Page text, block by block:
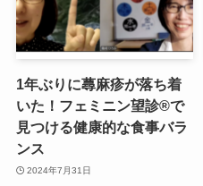
1年ぶりに蕁麻疹が落ち着
いた！フェミニン望診®で
見つける健康的な食事バラ
ンス
2024年7月31日